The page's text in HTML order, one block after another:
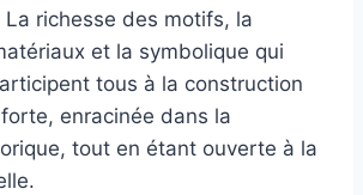
La richesse des motifs, la
et la symbolique qui
tous à la construction
enracinée dans la
tout en étant ouverte à la